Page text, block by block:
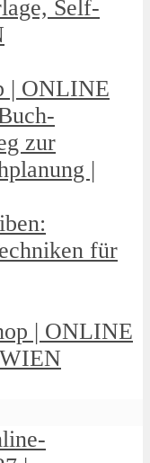
Self-
| ONLINE
zur
|
für
| ONLINE